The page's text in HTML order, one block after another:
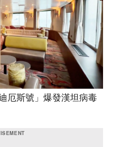
厄斯號」爆發漢坦病毒